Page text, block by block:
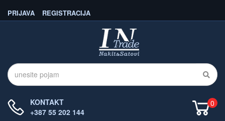
REGISTRACIJA
PRIJAVA
KONTAKT
+387 55 202 144
0